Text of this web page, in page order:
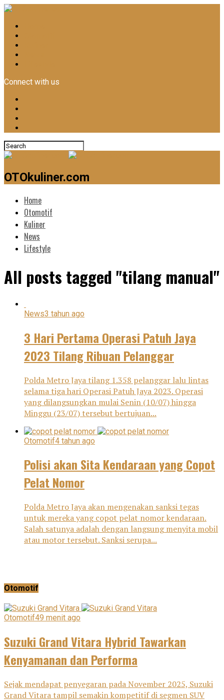
Connect with us
OTOkuliner.com
Home
Otomotif
Kuliner
News
Lifestyle
All posts tagged "tilang manual"
News3 tahun ago
3 Hari Pertama Operasi Patuh Jaya
2023 Tilang Ribuan Pelanggar
Polda Metro Jaya tilang 1.358 pelanggar lalu lintas
selama tiga hari Operasi Patuh Jaya 2023. Operasi
yang dilangsungkan mulai Senin (10/07) hingga
Minggu (23/07) tersebut bertujuan...
Otomotif4 tahun ago
Polisi akan Sita Kendaraan yang Copot
Pelat Nomor
Polda Metro Jaya akan mengenakan sanksi tegas
untuk mereka yang copot pelat nomor kendaraan.
Salah satunya adalah dengan langsung menyita mobil
atau motor tersebut. Sanksi serupa...
Otomotif
Otomotif49 menit ago
Suzuki Grand Vitara Hybrid Tawarkan
Kenyamanan dan Performa
Sejak mendapat penyegaran pada November 2025, Suzuki
Grand Vitara tampil semakin kompetitif di segmen SUV